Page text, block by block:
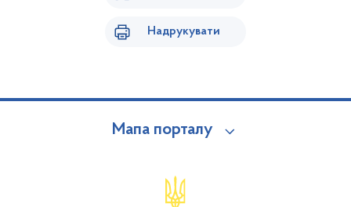
Надрукувати
Мапа порталу